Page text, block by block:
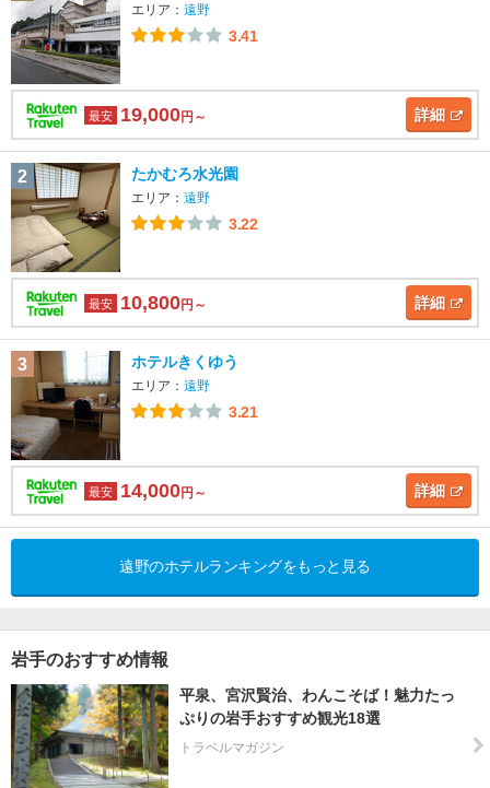
エリア： 遠野
3.41
最安 19,000円～ 詳細
2 たかむろ水光園
エリア： 遠野
3.22
最安 10,800円～ 詳細
3 ホテルきくゆう
エリア： 遠野
3.21
最安 14,000円～ 詳細
遠野のホテルランキングをもっと見る
岩手のおすすめ情報
平泉、宮沢賢治、わんこそば！魅力たっ
ぷりの岩手おすすめ観光18選
トラベルマガジン